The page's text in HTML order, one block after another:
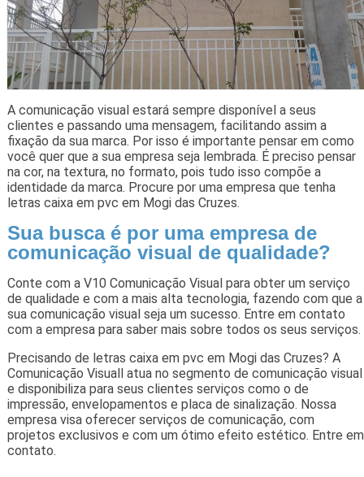
A comunicação visual estará sempre disponível a seus
clientes e passando uma mensagem, facilitando assim a
fixação da sua marca. Por isso é importante pensar em como
você quer que a sua empresa seja lembrada. É preciso pensar
na cor, na textura, no formato, pois tudo isso compõe a
identidade da marca. Procure por uma empresa que tenha
letras caixa em pvc em Mogi das Cruzes.
Sua busca é por uma empresa de
comunicação visual de qualidade?
Conte com a V10 Comunicação Visual para obter um serviço
de qualidade e com a mais alta tecnologia, fazendo com que a
sua comunicação visual seja um sucesso. Entre em contato
com a empresa para saber mais sobre todos os seus serviços.
Precisando de letras caixa em pvc em Mogi das Cruzes? A
Comunicação Visuall atua no segmento de comunicação visual
e disponibiliza para seus clientes serviços como o de
impressão, envelopamentos e placa de sinalização. Nossa
empresa visa oferecer serviços de comunicação, com
projetos exclusivos e com um ótimo efeito estético. Entre em
contato.